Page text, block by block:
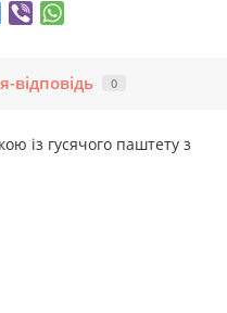
відповідь 0
із гусячого паштету з